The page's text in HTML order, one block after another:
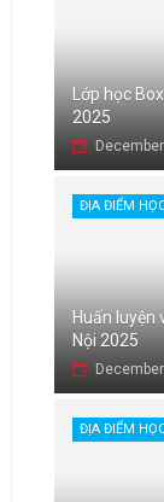
Lớp học
2025
ĐỊA ĐIỂM
Huấn luyện
Nội 2025
ĐỊA ĐIỂM